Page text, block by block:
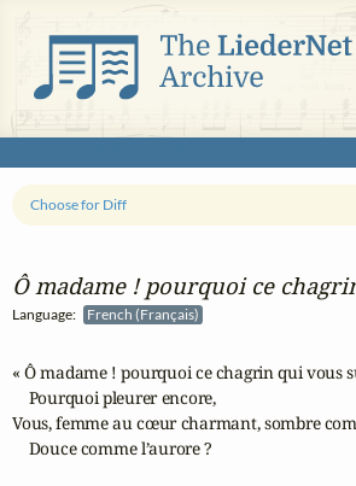
Ô madame ! pourquoi ce
Language: French (Français)
Choose for Diff
« Ô madame ! pourquoi ce chagrin qui vous
    Pourquoi pleurer encore,
Vous, femme au cœur charmant, sombre
    Douce comme l’aurore ?